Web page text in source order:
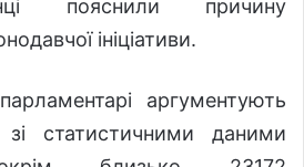
пояснили причину
ініціативи.
аргументують
статистичними даними